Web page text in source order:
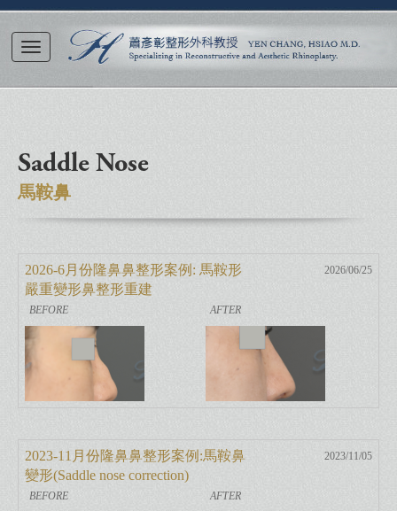
Saddle Nose
馬鞍鼻
2026-6月份隆鼻鼻整形案例: 馬鞍形
嚴重變形鼻整形重建
2026/06/25
2023-11月份隆鼻鼻整形案例:馬鞍鼻
變形(Saddle nose correction)
2023/11/05